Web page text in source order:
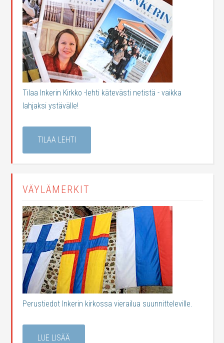
Tilaa Inkerin Kirkko -lehti kätevästi netistä - vaikka
lahjaksi ystävälle!
TILAA LEHTI
VÄYLÄMERKIT
Perustiedot Inkerin kirkossa vierailua suunnitteleville.
LUE LISÄÄ